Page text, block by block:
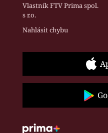
Vlastník FTV Prima spol.
s r.o.
Nahlásit chybu